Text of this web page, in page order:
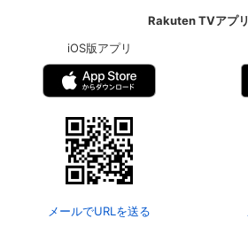
Rakuten TVアプリ
iOS版アプリ
メールでURLを送る